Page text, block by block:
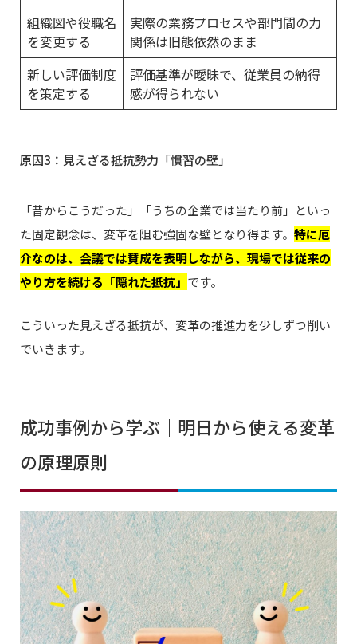
組織図や役職名
を変更する
実際の業務プロセスや部門間の力
関係は旧態依然のまま
新しい評価制度
を策定する
評価基準が曖昧で、従業員の納得
感が得られない
原因3：見えざる抵抗勢力「慣習の壁」
「昔からこうだった」「うちの企業では当たり前」といっ
た固定観念は、変革を阻む強固な壁となり得ます。 特に厄
介なのは、会議では賛成を表明しながら、現場では従来の
やり方を続ける「隠れた抵抗」 です。
こういった見えざる抵抗が、変革の推進力を少しずつ削い
でいきます。
成功事例から学ぶ｜明日から使える変革
の原理原則